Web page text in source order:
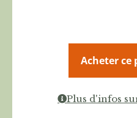
Acheter ce
Plus d'infos